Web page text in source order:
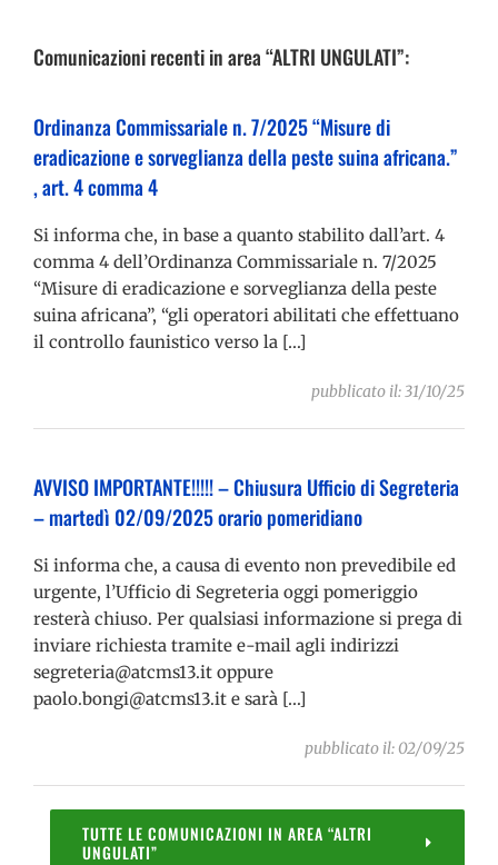
Comunicazioni recenti in area “ALTRI UNGULATI”:
Ordinanza Commissariale n. 7/2025 “Misure di
eradicazione e sorveglianza della peste suina africana.”
, art. 4 comma 4
Si informa che, in base a quanto stabilito dall’art. 4
comma 4 dell’Ordinanza Commissariale n. 7/2025
“Misure di eradicazione e sorveglianza della peste
suina africana”, “gli operatori abilitati che effettuano
il controllo faunistico verso la […]
pubblicato il: 31/10/25
AVVISO IMPORTANTE!!!!! – Chiusura Ufficio di Segreteria
– martedì 02/09/2025 orario pomeridiano
Si informa che, a causa di evento non prevedibile ed
urgente, l’Ufficio di Segreteria oggi pomeriggio
resterà chiuso. Per qualsiasi informazione si prega di
inviare richiesta tramite e-mail agli indirizzi
segreteria@atcms13.it oppure
paolo.bongi@atcms13.it e sarà […]
pubblicato il: 02/09/25
TUTTE LE COMUNICAZIONI IN AREA “ALTRI
UNGULATI”